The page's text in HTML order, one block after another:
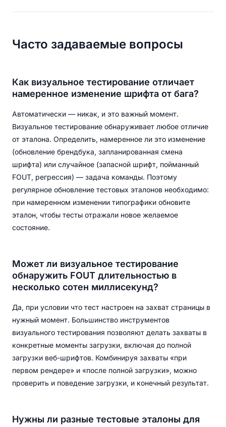
Часто задаваемые вопросы
Как визуальное тестирование отличает
намеренное изменение шрифта от бага?
Автоматически — никак, и это важный момент.
Визуальное тестирование обнаруживает любое отличие
от эталона. Определить, намеренное ли это изменение
(обновление брендбука, запланированная смена
шрифта) или случайное (запасной шрифт, пойманный
FOUT, регрессия) — задача команды. Поэтому
регулярное обновление тестовых эталонов необходимо:
при намеренном изменении типографики обновите
эталон, чтобы тесты отражали новое желаемое
состояние.
Может ли визуальное тестирование
обнаружить FOUT длительностью в
несколько сотен миллисекунд?
Да, при условии что тест настроен на захват страницы в
нужный момент. Большинство инструментов
визуального тестирования позволяют делать захваты в
конкретные моменты загрузки, включая до полной
загрузки веб-шрифтов. Комбинируя захваты «при
первом рендере» и «после полной загрузки», можно
проверить и поведение загрузки, и конечный результат.
Нужны ли разные тестовые эталоны для